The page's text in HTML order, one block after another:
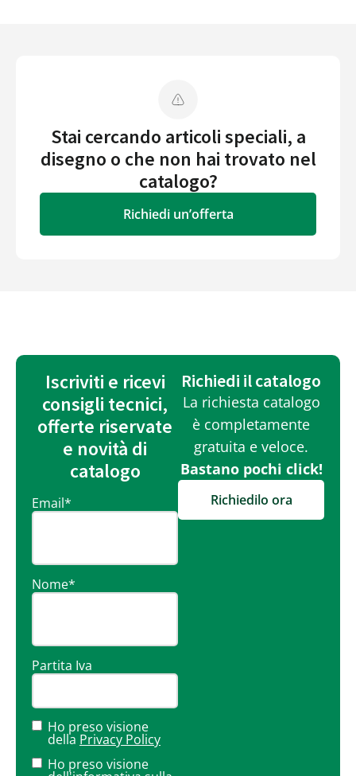
Stai cercando articoli speciali, a
disegno o che non hai trovato nel
catalogo?
Richiedi un’offerta
Iscriviti e ricevi
consigli tecnici,
offerte riservate
e novità di
catalogo
Email*
Nome*
Partita Iva
Ho preso visione
della Privacy Policy
Ho preso visione
Richiedi il catalogo
La richiesta catalogo
è completamente
gratuita e veloce.
Bastano pochi click!
Richiedilo ora